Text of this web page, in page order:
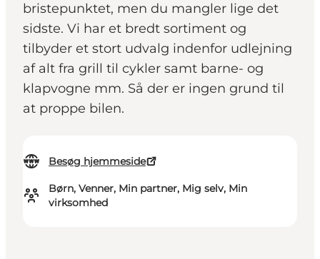
bristepunktet, men du mangler lige det
sidste. Vi har et bredt sortiment og
tilbyder et stort udvalg indenfor udlejning
af alt fra grill til cykler samt barne- og
klapvogne mm. Så der er ingen grund til
at proppe bilen.
Besøg hjemmeside
Børn, Venner, Min partner, Mig selv, Min
virksomhed